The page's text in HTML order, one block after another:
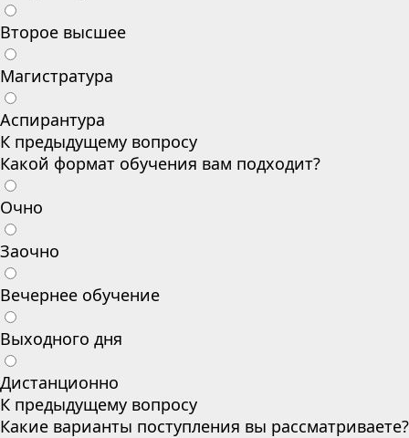
Второе высшее
Магистратура
Аспирантура
К предыдущему вопросу
Какой формат обучения вам подходит?
Очно
Заочно
Вечернее обучение
Выходного дня
Дистанционно
К предыдущему вопросу
Какие варианты поступления вы рассматриваете?